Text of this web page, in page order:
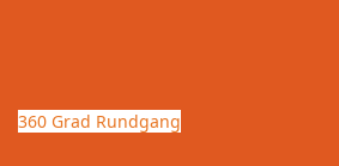
360 Grad Rundgang